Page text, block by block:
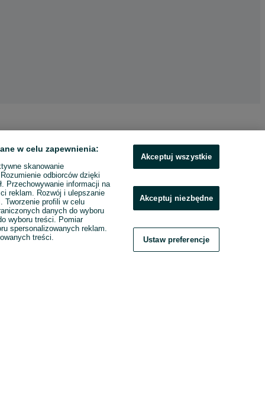
w celu zapewnienia:
skanowanie
odbiorców dzięki
Przechowywanie informacji na
reklam. Rozwój i ulepszanie
Tworzenie profili w celu
danych do wyboru
wyboru treści. Pomiar
spersonalizowanych reklam.
treści.
Akceptuj wszystkie
Akceptuj niezbędne
Ustaw preferencje